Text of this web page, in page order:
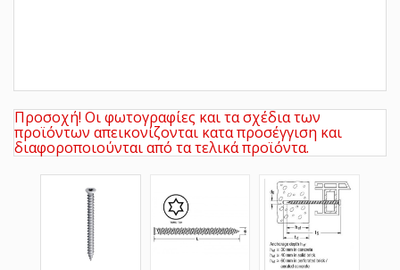
Προσοχή! Οι φωτογραφίες και τα σχέδια των
προϊόντων απεικονίζονται κατα προσέγγιση και
διαφοροποιούνται από τα τελικά προϊόντα.